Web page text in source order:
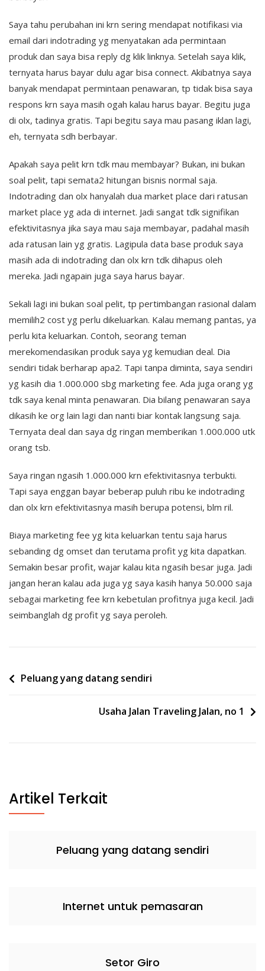
Saya tahu perubahan ini krn sering mendapat notifikasi via
email dari indotrading yg menyatakan ada permintaan
produk dan saya bisa reply dg klik linknya. Setelah saya klik,
ternyata harus bayar dulu agar bisa connect. Akibatnya saya
banyak mendapat permintaan penawaran, tp tidak bisa saya
respons krn saya masih ogah kalau harus bayar. Begitu juga
di olx, tadinya gratis. Tapi begitu saya mau pasang iklan lagi,
eh, ternyata sdh berbayar.
Apakah saya pelit krn tdk mau membayar? Bukan, ini bukan
soal pelit, tapi semata2 hitungan bisnis normal saja.
Indotrading dan olx hanyalah dua market place dari ratusan
market place yg ada di internet. Jadi sangat tdk signifikan
efektivitasnya jika saya mau saja membayar, padahal masih
ada ratusan lain yg gratis. Lagipula data base produk saya
masih ada di indotrading dan olx krn tdk dihapus oleh
mereka. Jadi ngapain juga saya harus bayar.
Sekali lagi ini bukan soal pelit, tp pertimbangan rasional dalam
memilih2 cost yg perlu dikeluarkan. Kalau memang pantas, ya
perlu kita keluarkan. Contoh, seorang teman
merekomendasikan produk saya yg kemudian deal. Dia
sendiri tidak berharap apa2. Tapi tanpa diminta, saya sendiri
yg kasih dia 1.000.000 sbg marketing fee. Ada juga orang yg
tdk saya kenal minta penawaran. Dia bilang penawaran saya
dikasih ke org lain lagi dan nanti biar kontak langsung saja.
Ternyata deal dan saya dg ringan memberikan 1.000.000 utk
orang tsb.
Saya ringan ngasih 1.000.000 krn efektivitasnya terbukti.
Tapi saya enggan bayar beberap puluh ribu ke indotrading
dan olx krn efektivitasnya masih berupa potensi, blm ril.
Biaya marketing fee yg kita keluarkan tentu saja harus
sebanding dg omset dan terutama profit yg kita dapatkan.
Semakin besar profit, wajar kalau kita ngasih besar juga. Jadi
jangan heran kalau ada juga yg saya kasih hanya 50.000 saja
sebagai marketing fee krn kebetulan profitnya juga kecil. Jadi
seimbanglah dg profit yg saya peroleh.
Post
Peluang yang datang sendiri
Usaha Jalan Traveling Jalan, no 1
Artikel Terkait
Peluang yang datang sendiri
Internet untuk pemasaran
Setor Giro